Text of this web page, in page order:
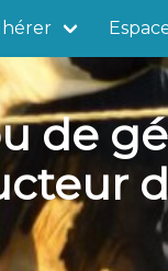
de